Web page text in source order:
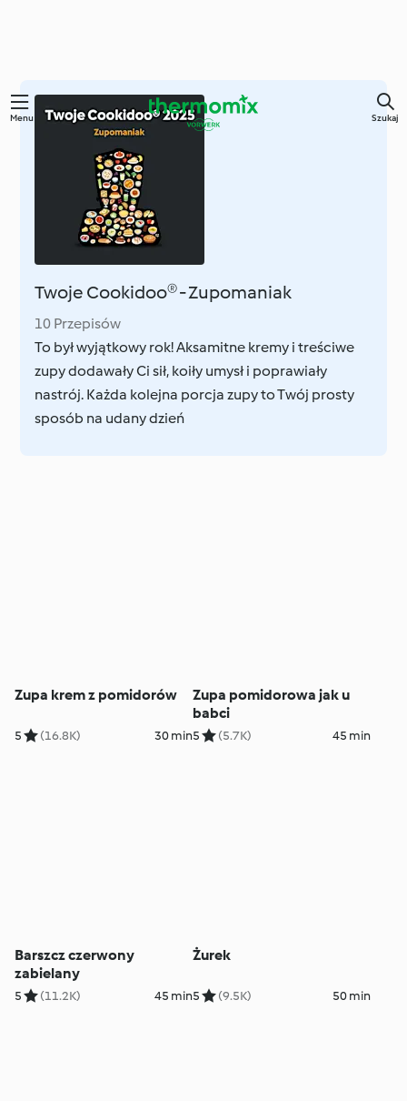
Przejdź
Menu Szukaj
Twoje Cookidoo® - Zupomaniak
10 Przepisów
To był wyjątkowy rok! Aksamitne kremy i treściwe
zupy dodawały Ci sił, koiły umysł i poprawiały
nastrój. Każda kolejna porcja zupy to Twój prosty
sposób na udany dzień
Zupa krem z pomidorów
5 (16.8K) 30 min
Zupa pomidorowa jak u
babci
5 (5.7K) 45 min
Barszcz czerwony
zabielany
5 (11.2K) 45 min
Żurek
5 (9.5K) 50 min